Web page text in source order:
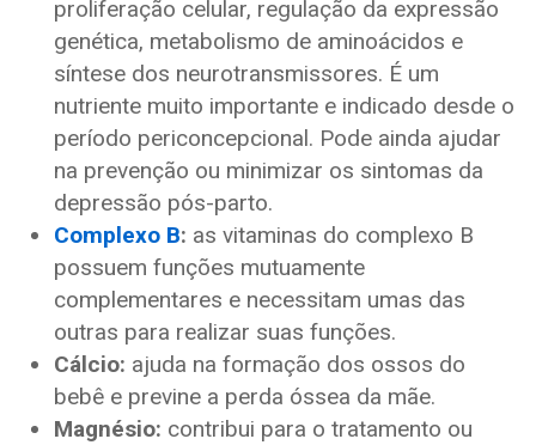
proliferação celular, regulação da expressão
genética, metabolismo de aminoácidos e
síntese dos neurotransmissores. É um
nutriente muito importante e indicado desde o
período periconcepcional. Pode ainda ajudar
na prevenção ou minimizar os sintomas da
depressão pós-parto.
Complexo B: as vitaminas do complexo B
possuem funções mutuamente
complementares e necessitam umas das
outras para realizar suas funções.
Cálcio: ajuda na formação dos ossos do
bebê e previne a perda óssea da mãe.
Magnésio: contribui para o tratamento ou